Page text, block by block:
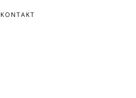
KONTAKT